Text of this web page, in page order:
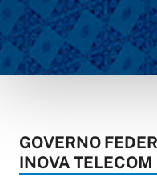
GOVERNO
INOVA TELECOM